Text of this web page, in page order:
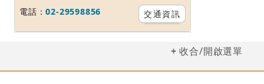
電話：02-29598856 交通資訊
收合/開啟選單